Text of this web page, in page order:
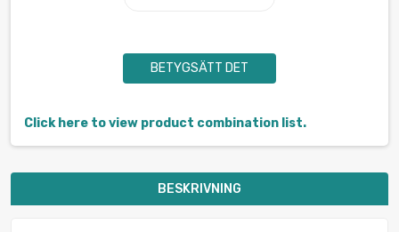
BETYGSÄTT DET
Click here to view product combination list.
BESKRIVNING